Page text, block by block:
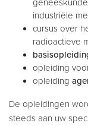
industriële
cursus over
radioactieve
opleiding
opleiding
De opleidingen
steeds aan uw